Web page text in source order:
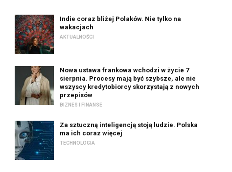
Indie coraz bliżej Polaków. Nie tylko na
wakacjach
AKTUALNOŚCI
Nowa ustawa frankowa wchodzi w życie 7
sierpnia. Procesy mają być szybsze, ale nie
wszyscy kredytobiorcy skorzystają z nowych
przepisów
BIZNES I FINANSE
Za sztuczną inteligencją stoją ludzie. Polska
ma ich coraz więcej
TECHNOLOGIA